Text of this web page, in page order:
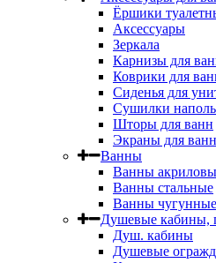
Ёршики
Аксессуары
Зеркала
Карнизы для
Коврики для
Сиденья для
Сушилки
Шторы для ванн
Экраны для
Ванны
Ванны
Ванны стальные
Ванны
Душевые кабины,
Душ. кабины
Душевые